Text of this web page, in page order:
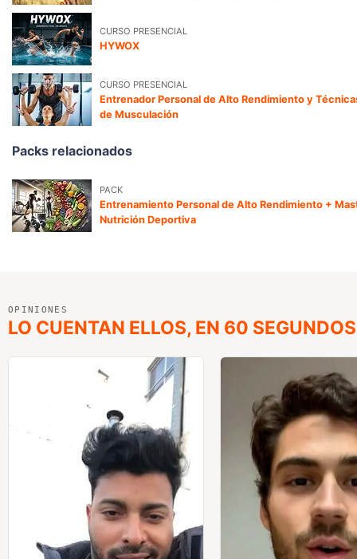
CURSO PRESENCIAL
HYWOX
CURSO PRESENCIAL
Entrenador Personal de Alto Rendimiento y
de Musculación
Packs relacionados
PACK
Entrenamiento Personal de Alto Rendimiento +
Nutrición Deportiva
OPINIONES
LO CUENTAN ELLOS, EN 60 SEGUNDOS